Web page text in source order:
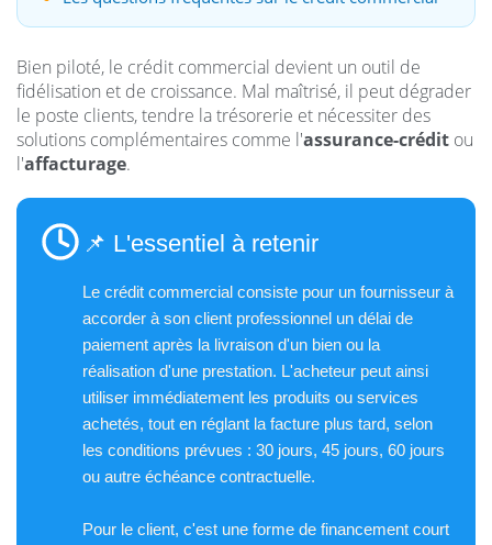
Bien piloté, le crédit commercial devient un outil de
fidélisation et de croissance. Mal maîtrisé, il peut dégrader
le poste clients, tendre la trésorerie et nécessiter des
solutions complémentaires comme l'assurance-crédit ou
l'affacturage.
📌 L'essentiel à retenir
Le crédit commercial consiste pour un fournisseur à
accorder à son client professionnel un délai de
paiement après la livraison d'un bien ou la
réalisation d'une prestation. L'acheteur peut ainsi
utiliser immédiatement les produits ou services
achetés, tout en réglant la facture plus tard, selon
les conditions prévues : 30 jours, 45 jours, 60 jours
ou autre échéance contractuelle.
Pour le client, c'est une forme de financement court